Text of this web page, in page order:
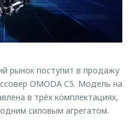
рынок поступит в продажу
OMODA C5. Модель на
в трёх комплектациях,
силовым агрегатом.